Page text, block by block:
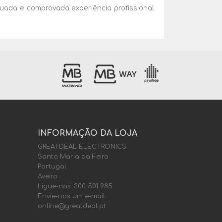
e comprovada experiência profissional
INFORMAÇÃO DA LOJA
GREATDEAL ELECTRONICS
Santa Maria da Feira
Portugal
Aveiro
Ligue-nos: 300 501 985
Envie-nos um e-mail:
online@greatdeal.pt